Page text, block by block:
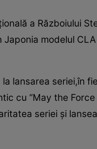
a Războiului
modelul
lansarea seriei,în
cu “May the
seriei şi